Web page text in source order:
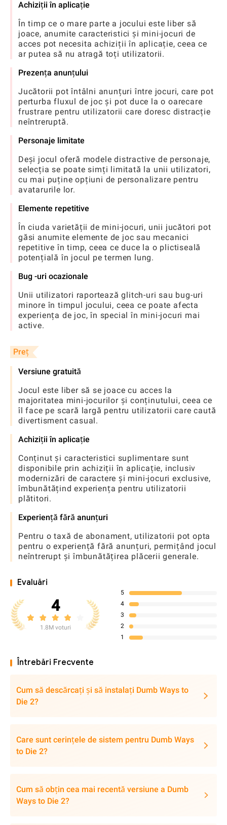
Achiziții în aplicație
În timp ce o mare parte a jocului este liber să
joace, anumite caracteristici și mini-jocuri de
acces pot necesita achiziții în aplicație, ceea ce
ar putea să nu atragă toți utilizatorii.
Prezența anunțului
Jucătorii pot întâlni anunțuri între jocuri, care pot
perturba fluxul de joc și pot duce la o oarecare
frustrare pentru utilizatorii care doresc distracție
neîntreruptă.
Personaje limitate
Deși jocul oferă modele distractive de personaje,
selecția se poate simți limitată la unii utilizatori,
cu mai puține opțiuni de personalizare pentru
avatarurile lor.
Elemente repetitive
În ciuda varietății de mini-jocuri, unii jucători pot
găsi anumite elemente de joc sau mecanici
repetitive în timp, ceea ce duce la o plictiseală
potențială în jocul pe termen lung.
Bug -uri ocazionale
Unii utilizatori raportează glitch-uri sau bug-uri
minore în timpul jocului, ceea ce poate afecta
experiența de joc, în special în mini-jocuri mai
active.
Preț
Versiune gratuită
Jocul este liber să se joace cu acces la
majoritatea mini-jocurilor și conținutului, ceea ce
îl face pe scară largă pentru utilizatorii care caută
divertisment casual.
Achiziții în aplicație
Conținut și caracteristici suplimentare sunt
disponibile prin achiziții în aplicație, inclusiv
modernizări de caractere și mini-jocuri exclusive,
îmbunătățind experiența pentru utilizatorii
plătitori.
Experiență fără anunțuri
Pentru o taxă de abonament, utilizatorii pot opta
pentru o experiență fără anunțuri, permițând jocul
neîntrerupt și îmbunătățirea plăcerii generale.
Evaluări
4
1.8M voturi
5
4
3
2
1
Întrebări Frecvente
Cum să descărcați și să instalați Dumb Ways to
Die 2?
Care sunt cerințele de sistem pentru Dumb Ways
to Die 2?
Cum să obțin cea mai recentă versiune a Dumb
Ways to Die 2?